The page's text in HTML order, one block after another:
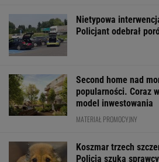
Nietypowa
Policjant odebrał
Second home nad
popularności. Coraz
model inwestowania
MATERIAŁ PROMOCYJNY
Koszmar trzech
Policja szuka sprawcy